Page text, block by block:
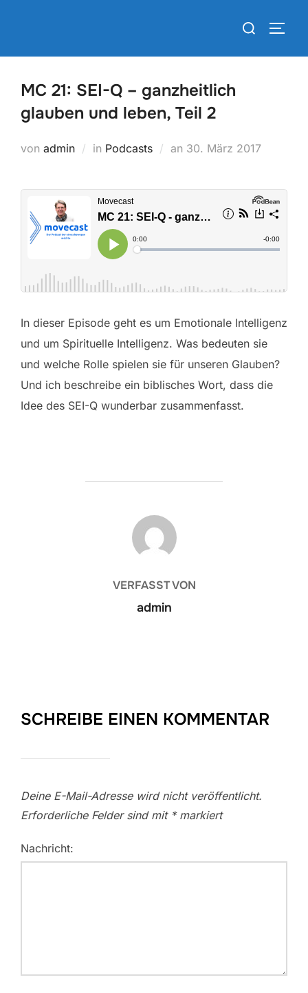
Suchen
MC 21: SEI-Q – ganzheitlich
glauben und leben, Teil 2
von admin in Podcasts an Veröffentlicht
30. März 2017
In dieser Episode geht es um Emotionale Intelligenz
und um Spirituelle Intelligenz. Was bedeuten sie
und welche Rolle spielen sie für unseren Glauben?
Und ich beschreibe ein biblisches Wort, dass die
Idee des SEI-Q wunderbar zusammenfasst.
BEITRAGSAUTOR
VERFASST VON
admin
SCHREIBE EINEN KOMMENTAR
Deine E-Mail-Adresse wird nicht veröffentlicht.
Erforderliche Felder sind mit *markiert
Nachricht: